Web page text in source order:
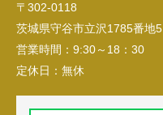
〒302-0118
茨城県守谷市立沢1785番地5
営業時間： 9:30～18：30
定休日： 無休